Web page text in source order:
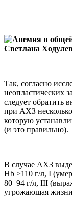
Светлана
Так, согласно
неопластических
следует обратить
при АХЗ
которую
(и это правильно).
В случае АХЗ
Hb ≥110 г/л, I
80–94 г/л, III
угрожающая